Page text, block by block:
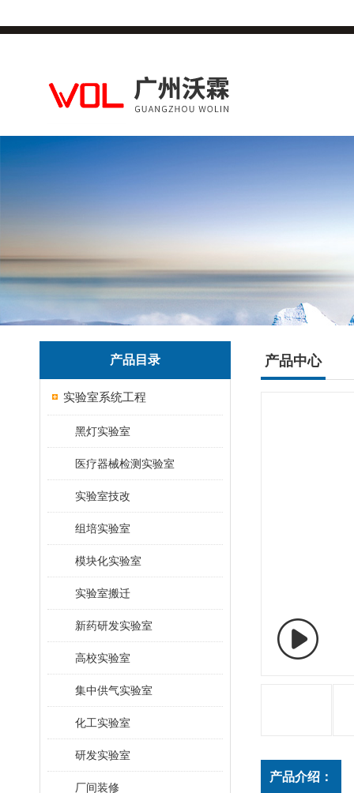
产品目录
实验室系统工程
黑灯实验室
医疗器械检测实验室
实验室技改
组培实验室
模块化实验室
实验室搬迁
新药研发实验室
高校实验室
集中供气实验室
化工实验室
研发实验室
厂间装修
产品中心
产品介绍：